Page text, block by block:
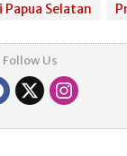
Papua Selatan
Follow Us